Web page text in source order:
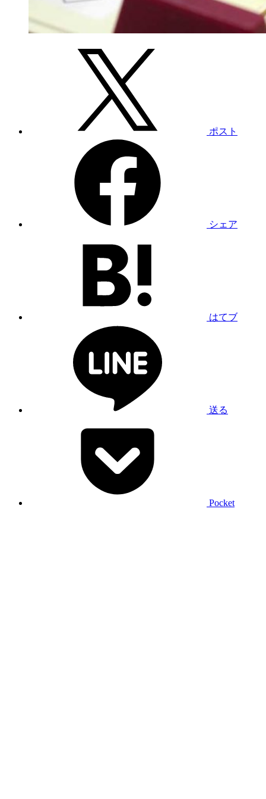
ポスト
シェア
はてブ
送る
Pocket